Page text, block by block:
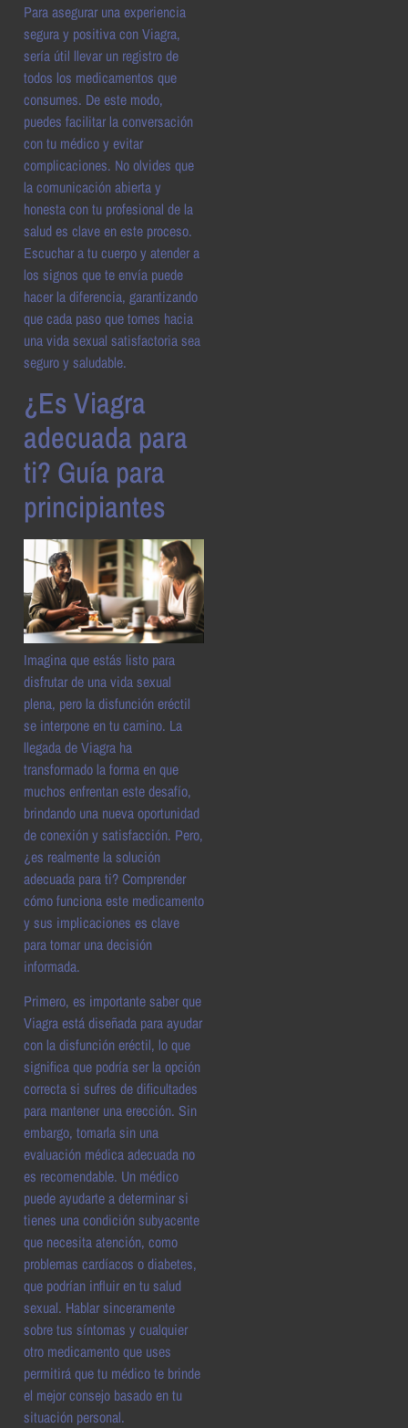
Para asegurar una experiencia
segura y positiva con Viagra,
sería útil llevar un registro de
todos los medicamentos que
consumes. De este modo,
puedes facilitar la conversación
con tu médico y evitar
complicaciones. No olvides que
la comunicación abierta y
honesta con tu profesional de la
salud es clave en este proceso.
Escuchar a tu cuerpo y atender a
los signos que te envía puede
hacer la diferencia, garantizando
que cada paso que tomes hacia
una vida sexual satisfactoria sea
seguro y saludable.
¿Es Viagra
adecuada para
ti? Guía para
principiantes
Imagina que estás listo para
disfrutar de una vida sexual
plena, pero la disfunción eréctil
se interpone en tu camino. La
llegada de Viagra ha
transformado la forma en que
muchos enfrentan este desafío,
brindando una nueva oportunidad
de conexión y satisfacción. Pero,
¿es realmente la solución
adecuada para ti? Comprender
cómo funciona este medicamento
y sus implicaciones es clave
para tomar una decisión
informada.
Primero, es importante saber que
Viagra está diseñada para ayudar
con la disfunción eréctil, lo que
significa que podría ser la opción
correcta si sufres de dificultades
para mantener una erección. Sin
embargo, tomarla sin una
evaluación médica adecuada no
es recomendable. Un médico
puede ayudarte a determinar si
tienes una condición subyacente
que necesita atención, como
problemas cardíacos o diabetes,
que podrían influir en tu salud
sexual. Hablar sinceramente
sobre tus síntomas y cualquier
otro medicamento que uses
permitirá que tu médico te brinde
el mejor consejo basado en tu
situación personal.